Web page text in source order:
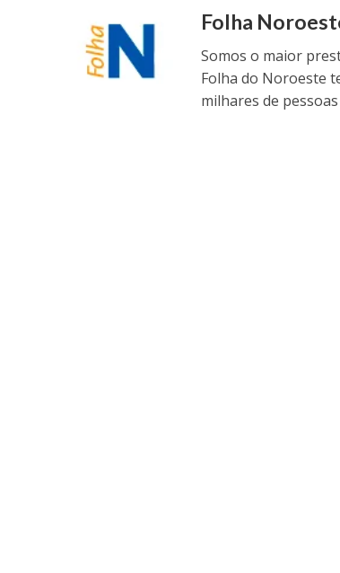
Folha
Somos o maior
Folha do Noroeste
milhares de